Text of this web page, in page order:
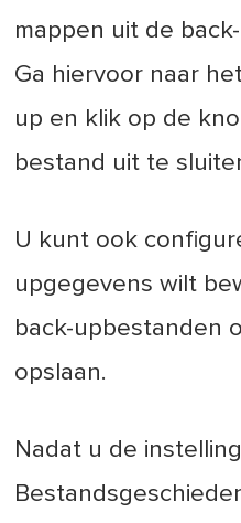
mappen uit de
Ga hiervoor naar
up en klik op de
bestand uit te
U kunt ook
upgegevens wilt
back-upbestanden
opslaan.
Nadat u de